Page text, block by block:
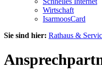
Wirtschaft
IsarmoosCard
Sie sind hier: Rathaus &